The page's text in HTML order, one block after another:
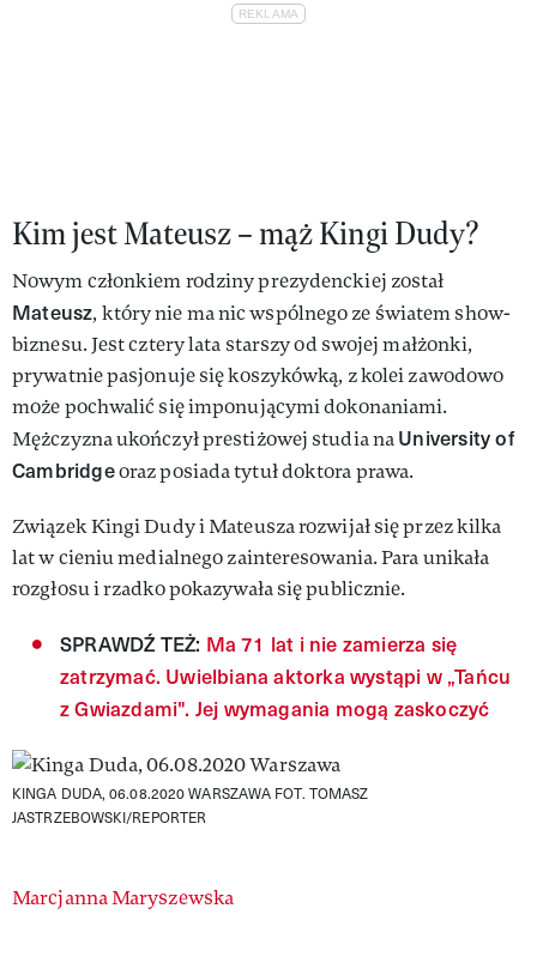
Kim jest Mateusz – mąż Kingi Dudy?
Nowym członkiem rodziny prezydenckiej został
Mateusz, który nie ma nic wspólnego ze światem show-
biznesu. Jest cztery lata starszy od swojej małżonki,
prywatnie pasjonuje się koszykówką, z kolei zawodowo
może pochwalić się imponującymi dokonaniami.
Mężczyzna ukończył prestiżowej studia naUniversity of
Cambridgeoraz posiada tytuł doktora prawa.
Związek Kingi Dudy i Mateusza rozwijał się przez kilka
lat w cieniu medialnego zainteresowania. Para unikała
rozgłosu i rzadko pokazywała się publicznie.
SPRAWDŹ TEŻ: Ma 71 lat i nie zamierza się
zatrzymać. Uwielbiana aktorka wystąpi w „Tańcu
z Gwiazdami". Jej wymagania mogą zaskoczyć
KINGA DUDA, 06.08.2020 WARSZAWA FOT. TOMASZ
JASTRZEBOWSKI/REPORTER
Authors
Marcjanna Maryszewska